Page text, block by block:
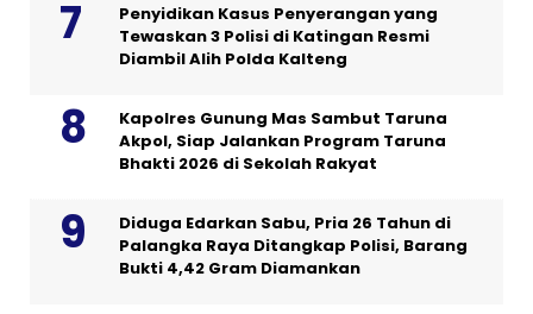
Penyidikan Kasus Penyerangan yang
Tewaskan 3 Polisi di Katingan Resmi
Diambil Alih Polda Kalteng
Kapolres Gunung Mas Sambut Taruna
Akpol, Siap Jalankan Program Taruna
Bhakti 2026 di Sekolah Rakyat
Diduga Edarkan Sabu, Pria 26 Tahun di
Palangka Raya Ditangkap Polisi, Barang
Bukti 4,42 Gram Diamankan